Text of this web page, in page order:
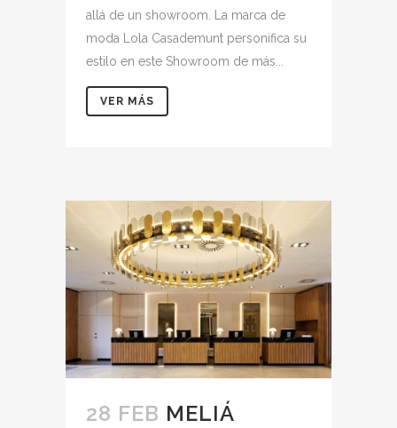
allá de un showroom. La marca de
moda Lola Casademunt personifica su
estilo en este Showroom de más...
VER MÁS
28 FEB MELIÁ